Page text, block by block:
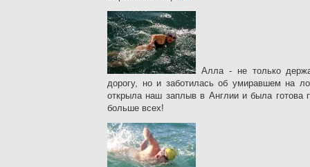
Алла - не только
дорогу, но и заботилась об умиравшем на
открыла наш заплыв в Англии и была готова
больше всех!